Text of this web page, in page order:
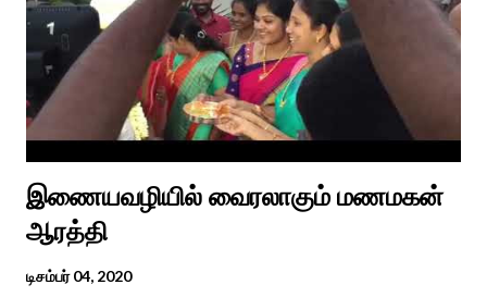
போற்றி உடன் விளையாடி மகிழ்வதும் இயற்கையுடன் இணைந்த
இயந்திரம் இல்லாத கால வாழ்க்கை முறையாகும். தொடர்ந்து உற்றார்
உறவுகளைக் கண்டு மகிழும் காணும் பொங்கல் இயற்கை, வாழ்வியல்
முறை, உறவுகள் சார்ந்த உயிர்ப்பான ...
இணையவழியில் வைரலாகும் மணமகன்
ஆரத்தி
டிசம்பர் 04, 2020